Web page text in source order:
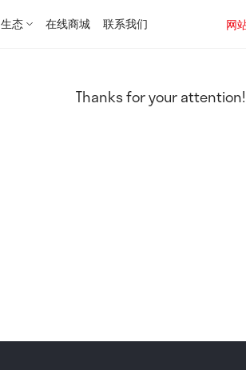
生态 在线商城 联系我们
网
Thanks for your attention!